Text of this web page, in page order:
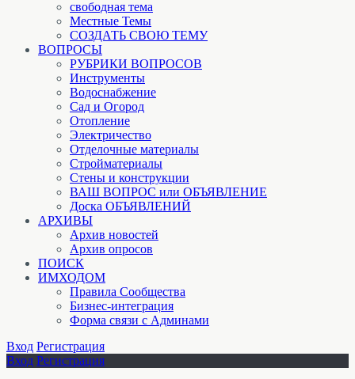
свободная тема
Местные Темы
СОЗДАТЬ СВОЮ ТЕМУ
ВОПРОСЫ
РУБРИКИ ВОПРОСОВ
Инструменты
Водоснабжение
Сад и Огород
Отопление
Электричество
Отделочные материалы
Стройматериалы
Стены и конструкции
ВАШ ВОПРОС или ОБЪЯВЛЕНИЕ
Доска ОБЪЯВЛЕНИЙ
АРХИВЫ
Архив новостей
Архив опросов
ПОИСК
ИМХОДОМ
Правила Сообщества
Бизнес-интеграция
Форма связи с Админами
Вход Регистрация
Вход Регистрация